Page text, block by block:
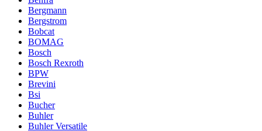
Bergmann
Bergstrom
Bobcat
BOMAG
Bosch
Bosch Rexroth
BPW
Brevini
Bsi
Bucher
Buhler
Buhler Versatile